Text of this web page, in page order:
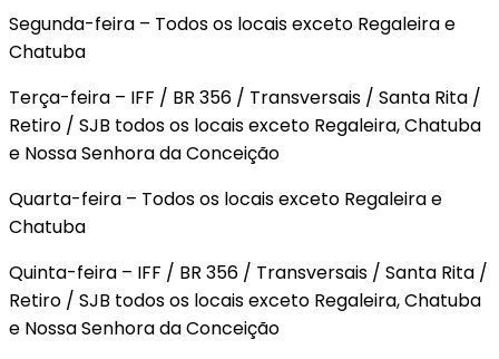
Segunda-feira – Todos os locais exceto Regaleira e
Chatuba
Terça-feira – IFF / BR 356 / Transversais / Santa Rita /
Retiro / SJB todos os locais exceto Regaleira, Chatuba
e Nossa Senhora da Conceição
Quarta-feira – Todos os locais exceto Regaleira e
Chatuba
Quinta-feira – IFF / BR 356 / Transversais / Santa Rita /
Retiro / SJB todos os locais exceto Regaleira, Chatuba
e Nossa Senhora da Conceição